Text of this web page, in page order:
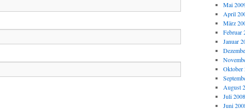
Mai
April
März
Februar
Januar
Oktober
August
Juli 2008
Juni